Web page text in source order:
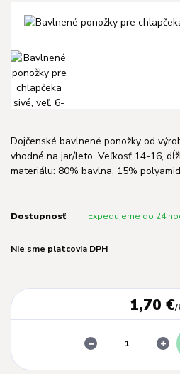
Dojčenské bavlnené ponožky od
vhodné na jar/leto. Veľkosť 14-16,
materiálu: 80% bavlna, 15%
Dostupnosť Expedujeme do 24
Nie sme platcovia DPH
1,70 €/